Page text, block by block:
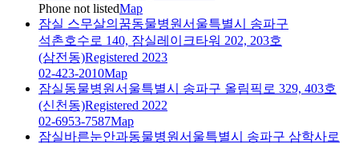
Phone not listedMap
잠실 스무살의꿈동물병원서울특별시 송파구
석촌호수로 140, 잠실레이크타워 202, 203호
(삼전동)Registered 2023
02-423-2010Map
잠실동물병원서울특별시 송파구 올림픽로 329, 403호
(신천동)Registered 2022
02-6953-7587Map
잠실바른눈안과동물병원서울특별시 송파구 삼학사로